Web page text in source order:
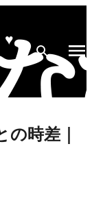
♥
の時差｜